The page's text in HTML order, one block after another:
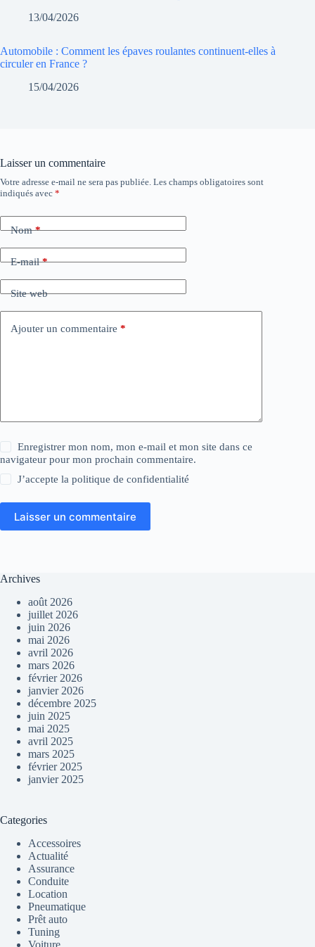
13/04/2026
Automobile : Comment les épaves roulantes continuent-elles à
circuler en France ?
15/04/2026
Laisser un commentaire
Votre adresse e-mail ne sera pas publiée. Les champs obligatoires sont
indiqués avec *
Nom*
E-mail*
Site web
Ajouter un commentaire *
Enregistrer mon nom, mon e-mail et mon site dans ce
navigateur pour mon prochain commentaire.
J’accepte lapolitique de confidentialité
Laisser un commentaire
Archives
août 2026
juillet 2026
juin 2026
mai 2026
avril 2026
mars 2026
février 2026
janvier 2026
décembre 2025
juin 2025
mai 2025
avril 2025
mars 2025
février 2025
janvier 2025
Categories
Accessoires
Actualité
Assurance
Conduite
Location
Pneumatique
Prêt auto
Tuning
Voiture